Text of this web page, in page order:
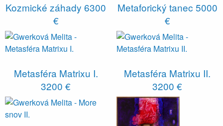
Kozmické záhady 6300
€
Metaforický tanec 5000
€
Metasféra Matrixu I.
3200 €
Metasféra Matrixu II.
3200 €